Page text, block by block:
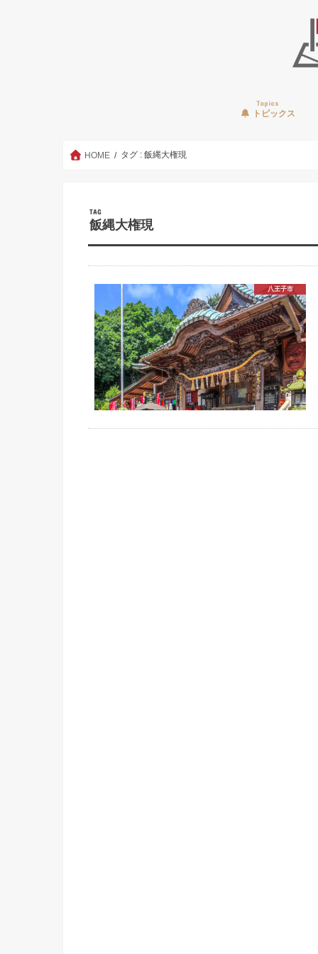
Topics
トピックス
HOME タグ : 飯縄大権現
TAG
飯縄大権現
八王子市